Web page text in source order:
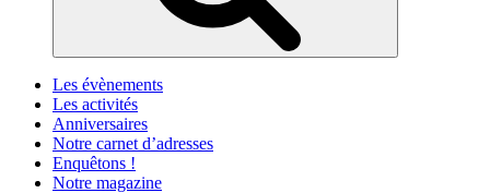
Les évènements
Les activités
Anniversaires
Notre carnet d’adresses
Enquêtons !
Notre magazine